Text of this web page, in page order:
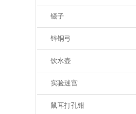
镊子
锌铜弓
饮水壶
实验迷宫
鼠耳打孔钳